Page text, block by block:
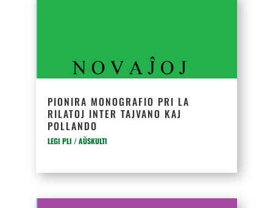
PIONIRA MONOGRAFIO PRI LA
RILATOJ INTER TAJVANO KAJ
POLLANDO
LEGI PLI / AŬSKULTI